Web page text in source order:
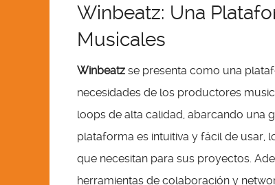
Winbeatz: Una
Musicales
Winbeatz se presenta como una
necesidades de los productores
loops de alta calidad, abarcando una
plataforma es intuitiva y fácil de usar,
que necesitan para sus proyectos.
herramientas de colaboración y